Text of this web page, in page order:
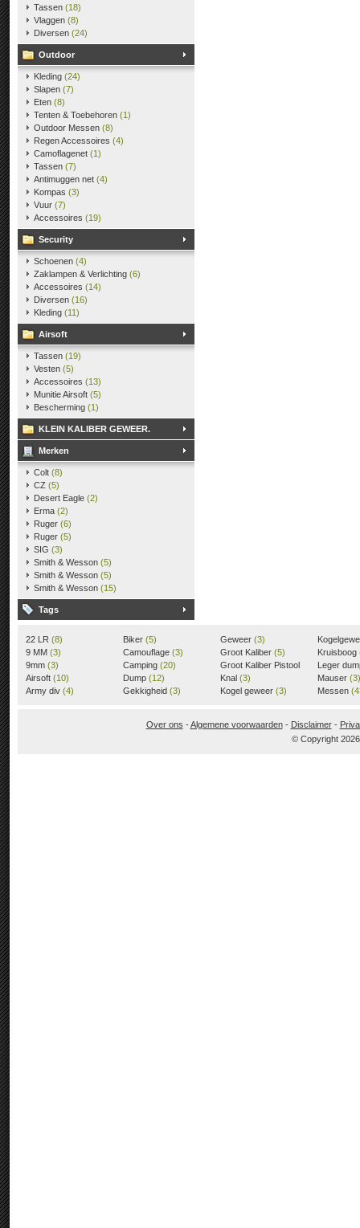
Tassen (18)
Vlaggen (8)
Diversen (24)
Outdoor
Kleding (24)
Slapen (7)
Eten (8)
Tenten & Toebehoren (1)
Outdoor Messen (8)
Regen Accessoires (4)
Camoflagenet (1)
Tassen (7)
Antimuggen net (4)
Kompas (3)
Vuur (7)
Accessoires (19)
Security
Schoenen (4)
Zaklampen & Verlichting (6)
Accessoires (14)
Diversen (16)
Kleding (11)
Airsoft
Tassen (19)
Vesten (5)
Accessoires (13)
Munitie Airsoft (5)
Bescherming (1)
KLEIN KALIBER GEWEER.
Merken
Colt (8)
CZ (5)
Desert Eagle (2)
Erma (2)
Ruger (6)
Ruger (5)
SIG (3)
Smith & Wesson (5)
Smith & Wesson (5)
Smith & Wesson (15)
Tags
22 LR (8)
9 MM (3)
9mm (3)
Airsoft (10)
Army div (4)
Biker (5)
Camouflage (3)
Camping (20)
Dump (12)
Gekkigheid (3)
Geweer (3)
Groot Kaliber (5)
Groot Kaliber Pistool
(3)
Knal (3)
Kogel geweer (3)
Kruisboog
Leger
Mauser (3)
Messen
Over ons -Algemene voorwaarden- Disclaimer-
© Copyright